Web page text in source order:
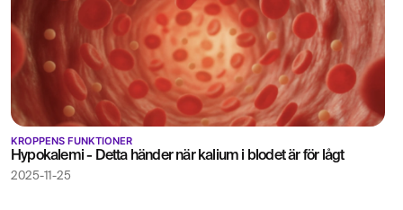
KROPPENS FUNKTIONER
Hypokalemi - Detta händer när kalium i blodet är för lågt
2025-11-25